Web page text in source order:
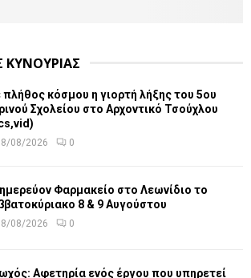
πλήθος κόσμου η γιορτή λήξης του 5ου
Σχολείου στο Αρχοντικό Τσούχλου
08/2026 0
Φαρμακείο στο Λεωνίδιο το
8 & 9 Αυγούστου
08/2026 0
Αφετηρία ενός έργου που υπηρετεί